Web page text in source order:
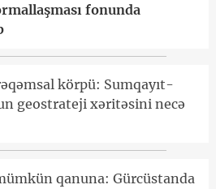
fonunda
körpü: Sumqayıt-
geostrateji xəritəsini necə
qanuna: Gürcüstanda